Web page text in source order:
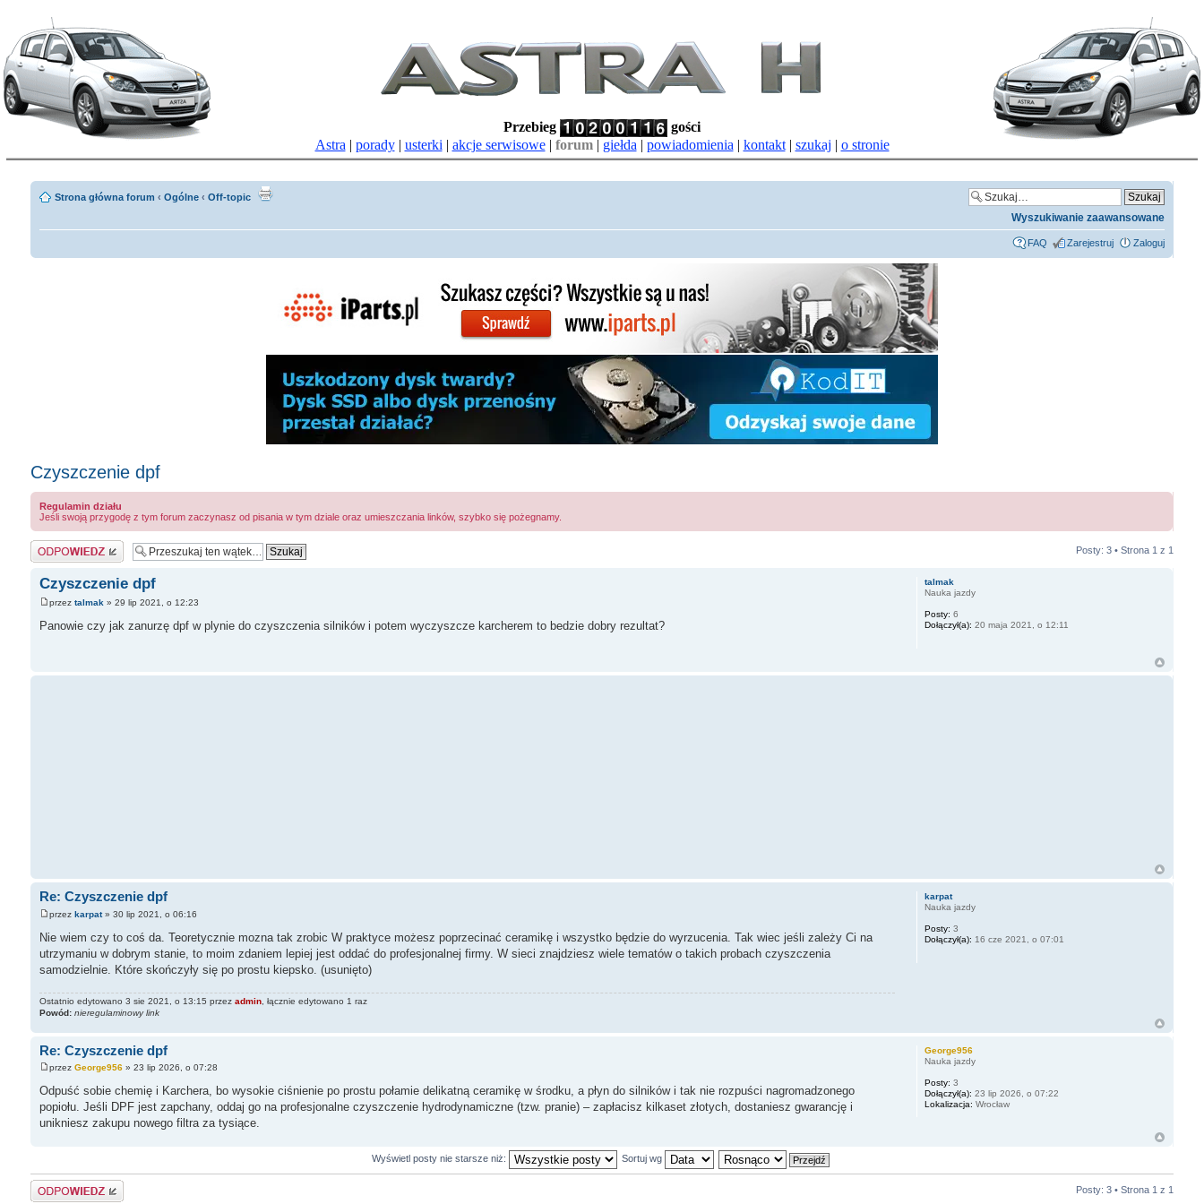
Przebieg
gości
Astra | porady| usterki | akcje serwisowe| forum| giełda | powiadomienia | kontakt| szukaj | o stronie
Strona główna forum ‹ Ogólne ‹ Off-topic
Wyszukiwanie zaawansowane
FAQ Zarejestruj Zaloguj
Czyszczenie dpf
Regulamin działu
Jeśli swoją przygodę z tym forum zaczynasz od pisania w tym dziale oraz umieszczania linków, szybko się pożegnamy.
Odpowiedz Posty: 3 • Strona 1 z 1
Czyszczenie dpf
przez talmak » 29 lip 2021, o 12:23
Panowie czy jak zanurzę dpf w plynie do czyszczenia silników i potem wyczyszcze karcherem to bedzie dobry rezultat?
talmak
Nauka jazdy
Posty: 6
Dołączył(a): 20 maja 2021, o 12:11
Re: Czyszczenie dpf
przez karpat» 30 lip 2021, o 06:16
Nie wiem czy to coś da. Teoretycznie mozna tak zrobic W praktyce możesz poprzecinać ceramikę i wszystko będzie do wyrzucenia. Tak wiec jeśli zależy Ci na
utrzymaniu w dobrym stanie, to moim zdaniem lepiej jest oddać do profesjonalnej firmy. W sieci znajdziesz wiele tematów o takich probach czyszczenia
samodzielnie. Które skończyły się po prostu kiepsko. (usunięto)
Ostatnio edytowano 3 sie 2021, o 13:15 przez admin, łącznie edytowano 1 raz
Powód: nieregulaminowy link
karpat
Nauka jazdy
Posty: 3
Dołączył(a): 16 cze 2021, o 07:01
Re: Czyszczenie dpf
przez George956» 23 lip 2026, o 07:28
Odpuść sobie chemię i Karchera, bo wysokie ciśnienie po prostu połamie delikatną ceramikę w środku, a płyn do silników i tak nie rozpuści nagromadzonego
popiołu. Jeśli DPF jest zapchany, oddaj go na profesjonalne czyszczenie hydrodynamiczne (tzw. pranie) – zapłacisz kilkaset złotych, dostaniesz gwarancję i
unikniesz zakupu nowego filtra za tysiące.
George956
Nauka jazdy
Posty: 3
Dołączył(a): 23 lip 2026, o 07:22
Lokalizacja: Wrocław
Wyświetl posty nie starsze niż: Sortuj wg
Odpowiedz Posty: 3 • Strona 1 z 1